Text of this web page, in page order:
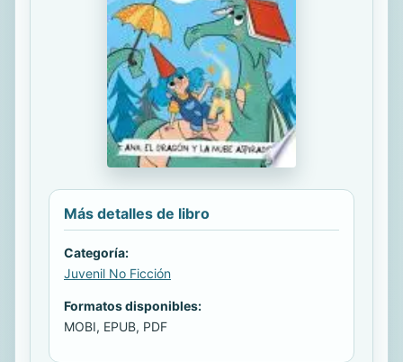
Más detalles de libro
Categoría:
Juvenil No Ficción
Formatos disponibles:
MOBI, EPUB, PDF